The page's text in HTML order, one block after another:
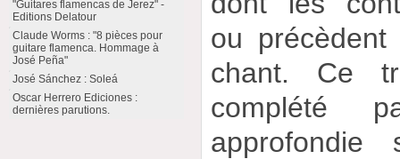
ou
chant. Ce
complété
approfondie
"Guitares flamencas de Jerez" -
Editions Delatour
Claude Worms : "8 pièces pour
guitare flamenca. Hommage à
José Peña"
José Sánchez : Soleá
Oscar Herrero Ediciones :
dernières parutions.